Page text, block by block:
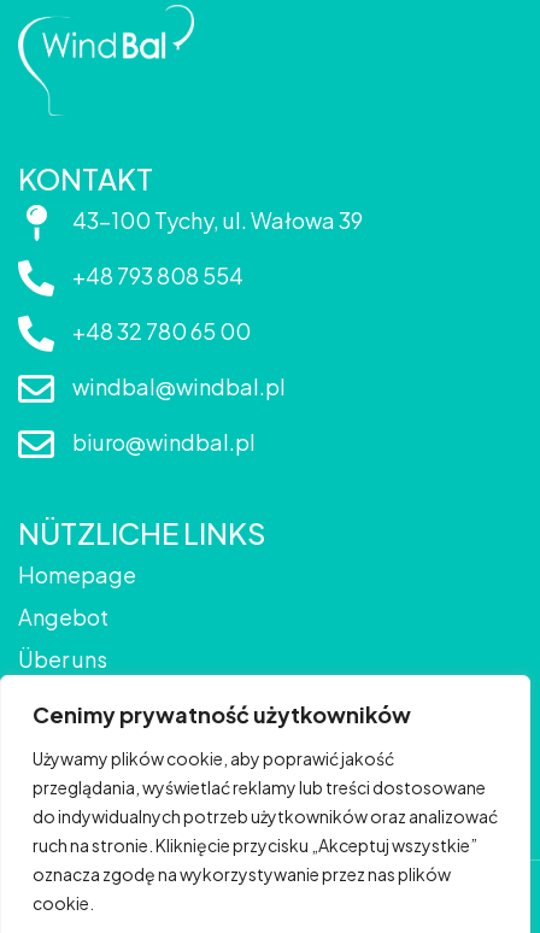
Cenimy prywatność użytkowników
Używamy plików cookie, aby poprawić jakość
przeglądania, wyświetlać reklamy lub treści dostosowane
do indywidualnych potrzeb użytkowników oraz analizować
ruch na stronie. Kliknięcie przycisku „Akceptuj wszystkie”
oznacza zgodę na wykorzystywanie przez nas plików
cookie.
KONTAKT
43-100 Tychy, ul. Wałowa 39
+48 793 808 554
+48 32 780 65 00
windbal@windbal.pl
biuro@windbal.pl
NÜTZLICHE LINKS
Homepage
Angebot
Über uns
Blog
© Copyright 2024 BePerfect |